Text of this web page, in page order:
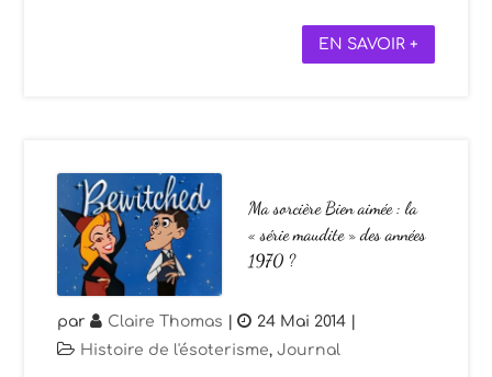
EN SAVOIR +
Ma sorcière Bien aimée : la
« série maudite » des années
1970 ?
par Claire Thomas | 24 Mai 2014
Histoire de l'ésoterisme,Journal